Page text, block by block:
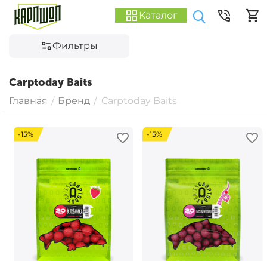
Каталог
Фильтры
Carptoday Baits
Главная / Бренд / Carptoday Baits
-15% -15%